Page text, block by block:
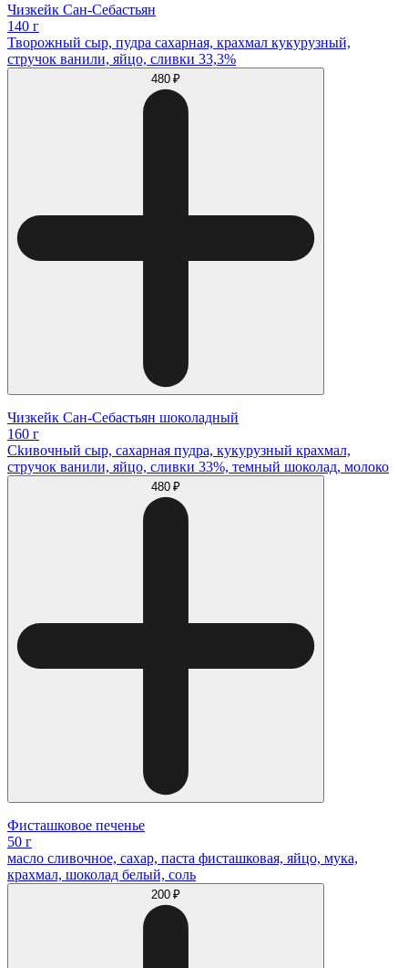
Чизкейк Сан-Себастьян
140 г
Творожный сыр, пудра сахарная, крахмал кукурузный,
стручок ванили, яйцо, сливки 33,3%
480 ₽
Чизкейк Сан-Себастьян шоколадный
160 г
Ckивочный сыр, сахарная пудра, кукурузный крахмал,
стручок ванили, яйцо, сливки 33%, темный шоколад, молоко
480 ₽
Фисташковое печенье
50 г
масло сливочное, сахар, паста фисташковая, яйцо, мука,
крахмал, шоколад белый, соль
200 ₽